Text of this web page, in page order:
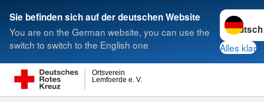
Sie befinden sich auf der deutschen Website
You are on the German website, you can use the
switch to switch to the English one
Sprache
Alles klar
Lemfoerde e. V.
Ortsverein
Suche